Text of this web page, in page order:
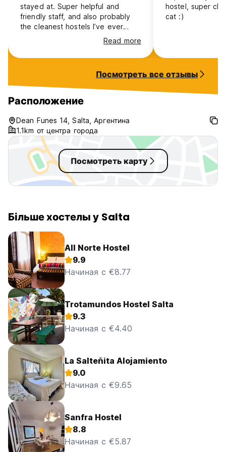
stayed at. Super helpful and
friendly staff, and also probably
the cleanest hostels I’ve ever
been to. Really did feel like a
home away from home. It’s not
super social and had more of a
which was perfect for me. Can’t
recommend enough!
Read more
hostel, super
cat :)
Посмотреть все отзывы
Расположение
Dean Funes 14, Salta, Аргентина
1.1km от центра города
Посмотреть карту
Більше хостелы у Salta
All Norte Hostel
9.9
Начиная с €8.77
Trotamundos Hostel Salta
9.3
Начиная с €4.40
La Salteñita Alojamiento
9.0
Начиная с €9.65
Sanfra Hostel
8.8
Начиная с €5.87